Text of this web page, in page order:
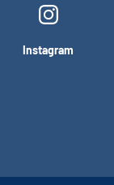
Instagram